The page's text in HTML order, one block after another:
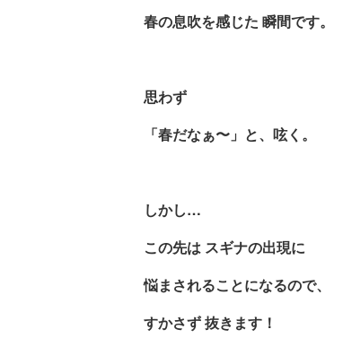
春の息吹を感じた 瞬間です。
思わず
「春だなぁ〜」と、呟く。
しかし…
この先は スギナの出現に
悩まされることになるので、
すかさず抜きます！